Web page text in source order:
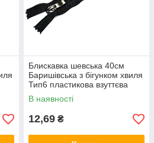
Блискавка шевська 40см
Баришівська з бігунком хвиля
Тип6 пластикова взуттєва
В наявності
12,69 ₴